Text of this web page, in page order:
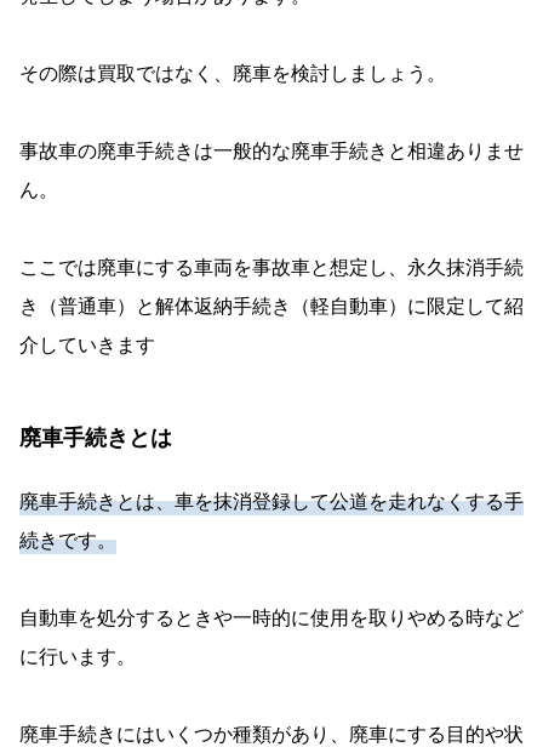
その際は買取ではなく、廃車を検討しましょう。
事故車の廃車手続きは一般的な廃車手続きと相違ありませ
ん。
ここでは廃車にする車両を事故車と想定し、永久抹消手続
き（普通車）と解体返納手続き（軽自動車）に限定して紹
介していきます
廃車手続きとは
廃車手続きとは、車を抹消登録して公道を走れなくする手
続きです。
自動車を処分するときや一時的に使用を取りやめる時など
に行います。
廃車手続きにはいくつか種類があり、廃車にする目的や状